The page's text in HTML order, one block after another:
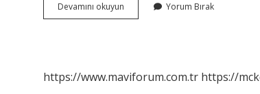
Devamını okuyun
Kesmek
Yorum Bırak
https://www.maviforum.com.tr https://